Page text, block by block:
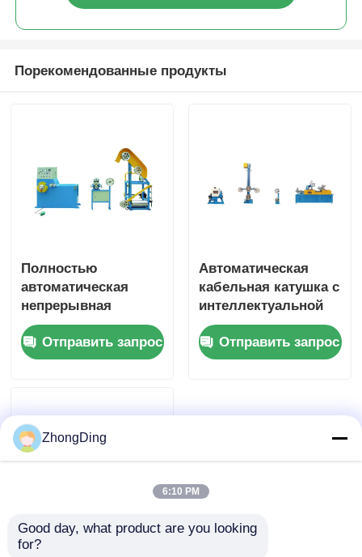
Порекомендованные продукты
Полностью
автоматическая
непрерывная
кабельная катушка
кабельная катушка
380V 50Hz
Отправить запрос
Автоматическая
кабельная катушка с
интеллектуальной
системой
управления PLC
полностью
Отправить запрос
Высокоскоростная
ZhongDing
6:10 PM
Good day, what product are you looking
for?